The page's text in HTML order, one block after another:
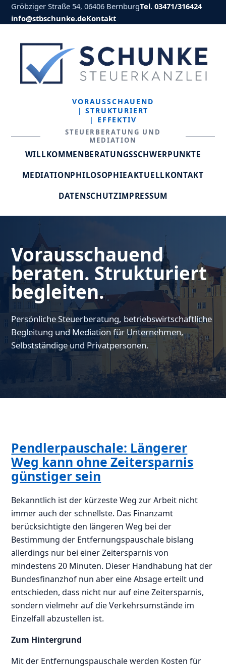
Gröbziger Straße 54, 06406 BernburgTel. 03471/316424
info@stbschunke.deKontakt
VORAUSSCHAUEND
| STRUKTURIERT
| EFFEKTIV
STEUERBERATUNG UND
MEDIATION
WILLKOMMENBERATUNGSSCHWERPUNKTE
MEDIATIONPHILOSOPHIEAKTUELLKONTAKT
DATENSCHUTZIMPRESSUM
Vorausschauend
beraten. Strukturiert
begleiten.
Persönliche Steuerberatung, betriebswirtschaftliche
Begleitung und Mediation für Unternehmen,
Selbstständige und Privatpersonen.
Pendlerpauschale: Längerer
Weg kann ohne Zeitersparnis
günstiger sein
Bekanntlich ist der kürzeste Weg zur Arbeit nicht
immer auch der schnellste. Das Finanzamt
berücksichtigte den längeren Weg bei der
Bestimmung der Entfernungspauschale bislang
allerdings nur bei einer Zeitersparnis von
mindestens 20 Minuten. Dieser Handhabung hat der
Bundesfinanzhof nun aber eine Absage erteilt und
entschieden, dass nicht nur auf eine Zeitersparnis,
sondern vielmehr auf die Verkehrsumstände im
Einzelfall abzustellen ist.
Zum Hintergrund
Mit der Entfernungspauschale werden Kosten für